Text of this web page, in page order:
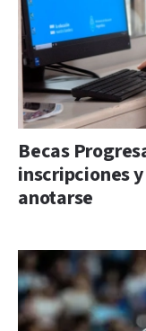
Becas
inscripciones
anotarse